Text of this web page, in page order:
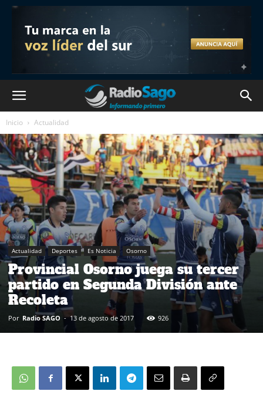
Inicio Actualidad
Actualidad Deportes Es Noticia Osorno
Provincial Osorno juega su tercer
partido en Segunda División ante
Recoleta
Por Radio SAGO - 13 de agosto de 2017 926